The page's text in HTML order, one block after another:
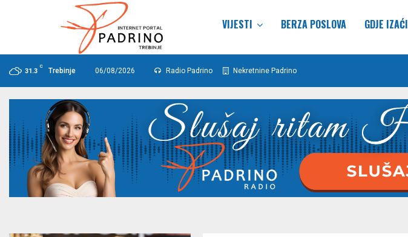
VIJESTI BERZA POSLOVA GDJE IZAĆI
31.3
C
Trebinje 06/08/2026 Radio Padrino Nekretnine Padrino